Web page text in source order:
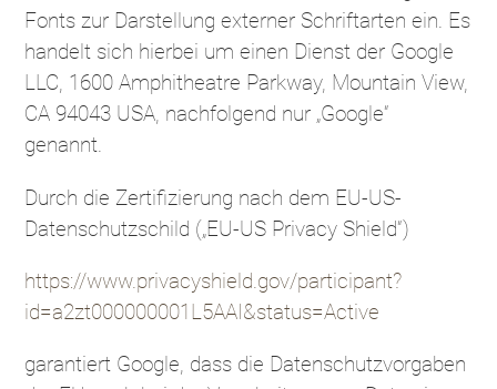
Fonts zur Darstellung externer Schriftarten ein. Es
handelt sich hierbei um einen Dienst der Google
LLC, 1600 Amphitheatre Parkway, Mountain View,
CA 94043 USA, nachfolgend nur „Google“
genannt.
Durch die Zertifizierung nach dem EU-US-
Datenschutzschild („EU-US Privacy Shield“)
https://www.privacyshield.gov/participant?
id=a2zt000000001L5AAI&status=Active
garantiert Google, dass die Datenschutzvorgaben